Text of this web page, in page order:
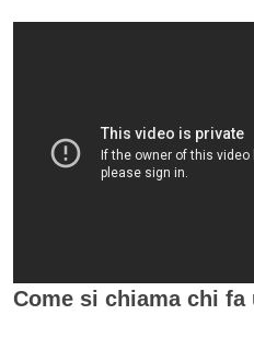
Come si chiama chi fa